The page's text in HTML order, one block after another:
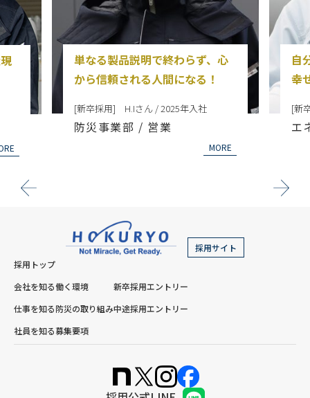
単なる製品説明で終わらず、心
から信頼される人間になる！
[新卒採用] H.Iさん / 2025年入社
防災事業部 / 営業
MORE
自
幸
[新
エ
採用サイト
採用トップ
会社を知る
仕事を知る
社員を知る
働く環境
防災の取り組み
募集要項
新卒採用エントリー
中途採用エントリー